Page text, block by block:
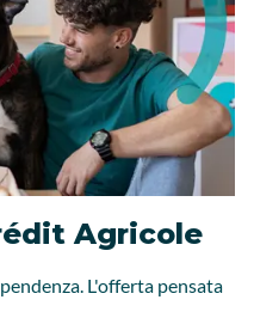
Agricole
L'offerta pensata